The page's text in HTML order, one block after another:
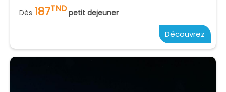
Dès 187TND petit dejeuner
Découvrez